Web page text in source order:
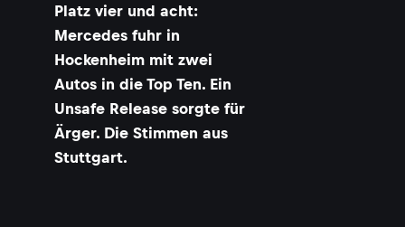
Platz vier und acht:
Mercedes fuhr in
Hockenheim mit zwei
Autos in die Top Ten. Ein
Unsafe Release sorgte für
Ärger. Die Stimmen aus
Stuttgart.